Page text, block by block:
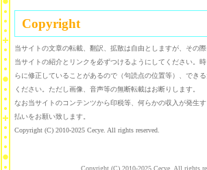
Copyright
当サイトの文章の転載、翻訳、拡散は自由としますが、その
当サイトの紹介とリンクを必ずつけるようにしてください。
らに修正していることがあるので（句読点の位置等）、でき
ください。ただし画像、音声等の無断転載はお断りします。
なお当サイトのコンテンツから印税等、何らかの収入が発生
払いをお願い致します。
Copyright (C) 2010-2025 Cecye. All rights reserved.
Copyright (C) 2010-2025 Cecye. All rights